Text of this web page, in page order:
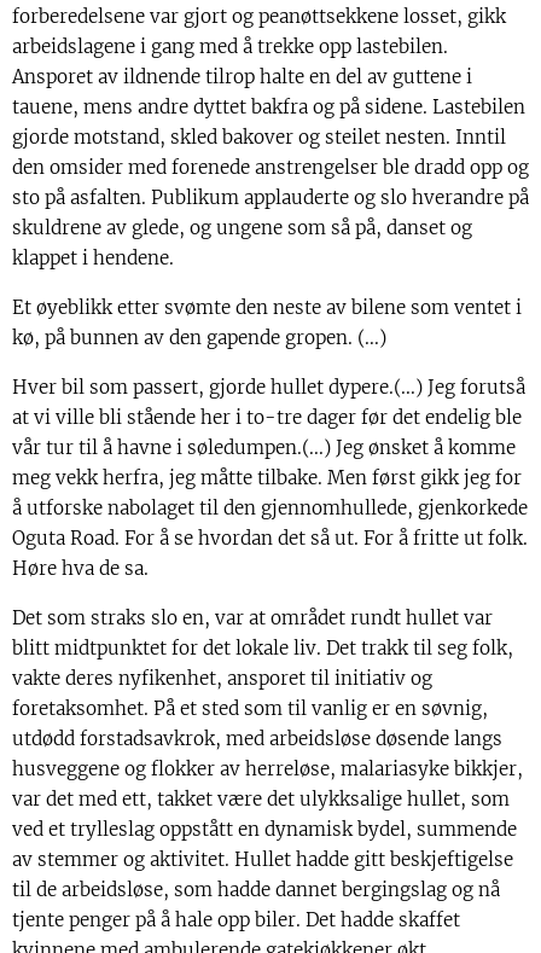
forberedelsene var gjort og peanøttsekkene losset, gikk
arbeidslagene i gang med å trekke opp lastebilen.
Ansporet av ildnende tilrop halte en del av guttene i
tauene, mens andre dyttet bakfra og på sidene. Lastebilen
gjorde motstand, skled bakover og steilet nesten. Inntil
den omsider med forenede anstrengelser ble dradd opp og
sto på asfalten. Publikum applauderte og slo hverandre på
skuldrene av glede, og ungene som så på, danset og
klappet i hendene.
Et øyeblikk etter svømte den neste av bilene som ventet i
kø, på bunnen av den gapende gropen. (...)
Hver bil som passert, gjorde hullet dypere.(...) Jeg forutså
at vi ville bli stående her i to-tre dager før det endelig ble
vår tur til å havne i søledumpen.(...) Jeg ønsket å komme
meg vekk herfra, jeg måtte tilbake. Men først gikk jeg for
å utforske nabolaget til den gjennomhullede, gjenkorkede
Oguta Road. For å se hvordan det så ut. For å fritte ut folk.
Høre hva de sa.
Det som straks slo en, var at området rundt hullet var
blitt midtpunktet for det lokale liv. Det trakk til seg folk,
vakte deres nyfikenhet, ansporet til initiativ og
foretaksomhet. På et sted som til vanlig er en søvnig,
utdødd forstadsavkrok, med arbeidsløse døsende langs
husveggene og flokker av herreløse, malariasyke bikkjer,
var det med ett, takket være det ulykksalige hullet, som
ved et trylleslag oppstått en dynamisk bydel, summende
av stemmer og aktivitet. Hullet hadde gitt beskjeftigelse
til de arbeidsløse, som hadde dannet bergingslag og nå
tjente penger på å hale opp biler. Det hadde skaffet